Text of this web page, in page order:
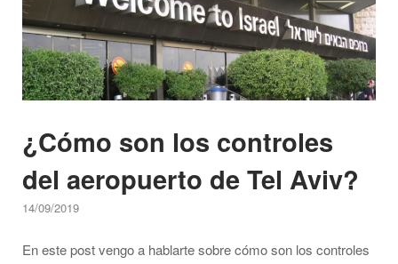
¿Cómo son los controles
del aeropuerto de Tel Aviv?
14/09/2019
En este post vengo a hablarte sobre cómo son los controles